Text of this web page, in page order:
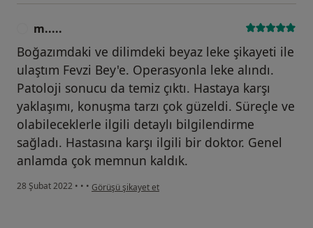
m.....
Boğazımdaki ve dilimdeki beyaz leke şikayeti ile
ulaştım Fevzi Bey'e. Operasyonla leke alındı.
Patoloji sonucu da temiz çıktı. Hastaya karşı
yaklaşımı, konuşma tarzı çok güzeldi. Süreçle ve
olabileceklerle ilgili detaylı bilgilendirme
sağladı. Hastasına karşı ilgili bir doktor. Genel
anlamda çok memnun kaldık.
28 Şubat 2022 • • • kullanıcının görüşüne göre m.....
Görüşü şikayet et